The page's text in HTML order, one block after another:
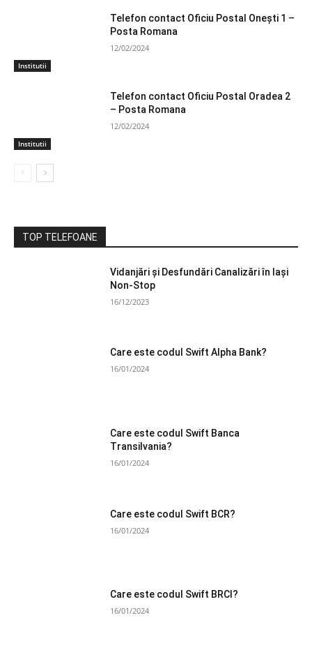
Institutii
Telefon contact Oficiu Postal Oneşti 1 –
Posta Romana
12/02/2024
Institutii
Telefon contact Oficiu Postal Oradea 2
– Posta Romana
12/02/2024
TOP TELEFOANE
Vidanjări și Desfundări Canalizări în Iași
Non-Stop
16/12/2023
Care este codul Swift Alpha Bank?
16/01/2024
Care este codul Swift Banca
Transilvania?
16/01/2024
Care este codul Swift BCR?
16/01/2024
Care este codul Swift BRCI?
16/01/2024